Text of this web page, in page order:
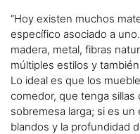
“Hoy existen muchos
específico asociado a
madera, metal, fibras
múltiples estilos y
Lo ideal es que los
comedor, que tenga
sobremesa larga; si es
blandos y la profundidad